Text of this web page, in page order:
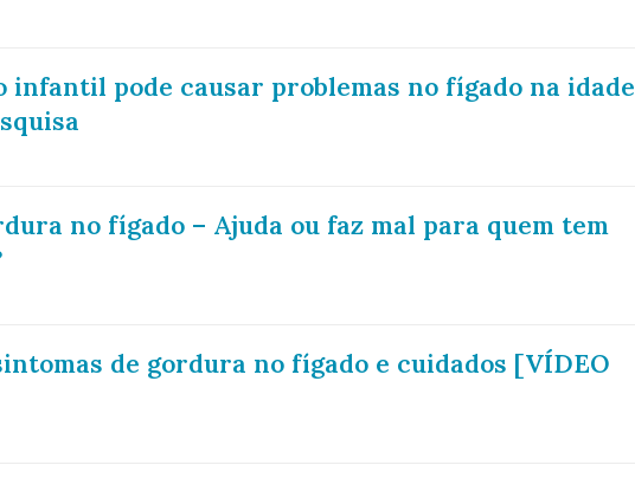
infantil pode causar problemas no fígado na idade
no fígado – Ajuda ou faz mal para quem tem
de gordura no fígado e cuidados [VÍDEO